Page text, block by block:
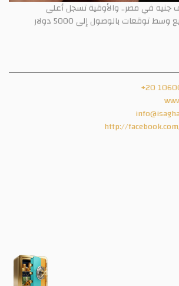
يقترب من 7 آلاف جنيه في مصر.. والأوقية تسجل أعلى
+20
http://